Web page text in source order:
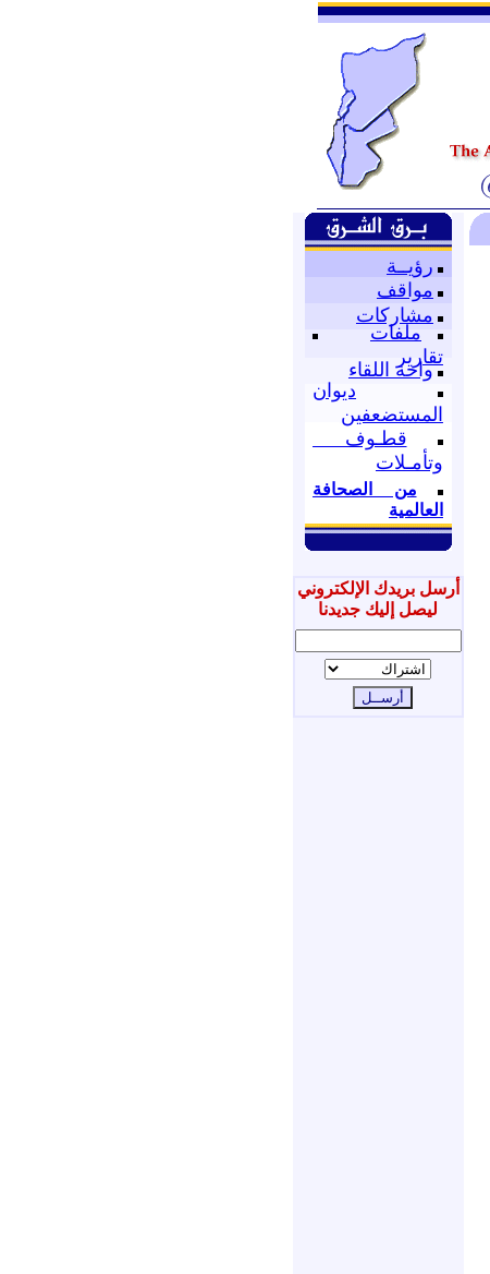
رؤيــة
مواقف
مشاركات
ملفات
تقارير
واحة اللقاء
ديوان
المستضعفين
قطـوف
وتأمـلات
من الصحافة
العالمية
أرسل بريدك الإلكتروني
ليصل إليك جديدنا